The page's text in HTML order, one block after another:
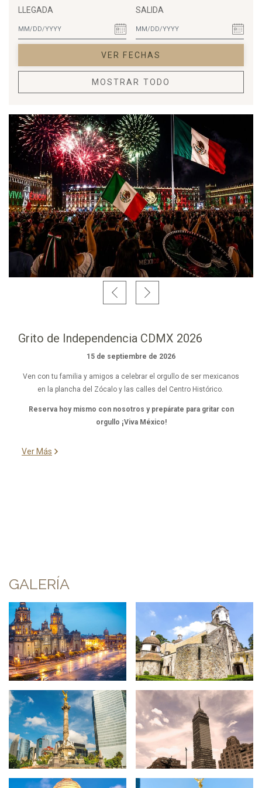
LLEGADA SALIDA
VER FECHAS
MOSTRAR TODO
Grito de Independencia CDMX 2026
15 de septiembre de 2026
Ven con tu familia y amigos a celebrar el orgullo de ser mexicanos
en la plancha del Zócalo y las calles del Centro Histórico.
Reserva hoy mismo con nosotros y prepárate para gritar con
orgullo ¡Viva México!
Ver Más
GALERÍA